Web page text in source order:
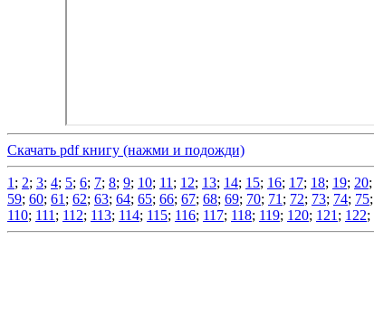
Скачать pdf книгу (нажми и подожди)
1 ; 2; 3; 4; 5; 6; 7; 8; 9; 10; 11 ; 12; 13; 14; 15; 16; 17; 18; 19; 20;
59; 60; 61 ; 62; 63; 64; 65; 66; 67; 68; 69; 70; 71 ; 72; 73; 74; 75;
110; 111 ; 112; 113; 114; 115; 116; 117; 118; 119; 120; 121 ; 122;